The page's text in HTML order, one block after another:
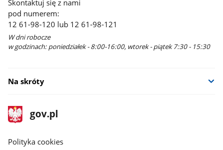
Skontaktuj się z nami
pod numerem:
12 61-98-120 lub 12 61-98-121
W dni robocze
w godzinach: poniedziałek - 8:00-16:00, wtorek - piątek 7:30 - 15:30
Na skróty
stopka
gov.pl
Strona
gov.pl
gov.pl
Polityka cookies